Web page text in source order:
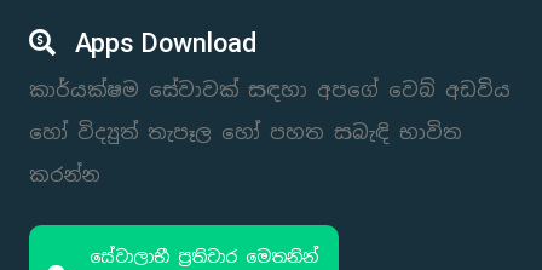
Apps Download
කාර්යක්ෂම සේවාවක් සඳහා අපගේ වෙබ් අඩවිය
හෝ විද්‍යුත් තැපෑල හෝ පහත සබැඳි භාවිත
කරන්න
සේවාලාභී ප්‍රතිචාර මෙතනින්